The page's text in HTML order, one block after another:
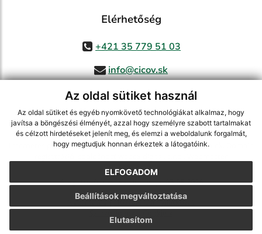
Az oldal sütiket használ
Az oldal sütiket és egyéb nyomkövető technológiákat alkalmaz, hogy
javítsa a böngészési élményét, azzal hogy személyre szabott tartalmakat
és célzott hirdetéseket jelenít meg, és elemzi a weboldalunk forgalmát,
hogy megtudjuk honnan érkeztek a látogatóink.
ELFOGADOM
Elutasítom
Beállítások megváltoztatása
Elérhetőség
+421 35 779 51 03
info@cicov.sk
használja ki a legfrissebb információk követését az RSS funkcióval,
ECHELON 2 CMS rendszer (tartalomkezelő rendszer),Honlaptérkép
Internetes portál, webhosting,webex.digital, s.r.o.,Domain-ek
A legutolsó frissítés időpontja:03.08.2026
Nyomtatás|Hozzáférési nyilatkozat